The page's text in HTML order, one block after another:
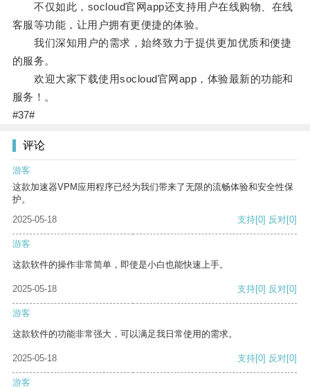
不仅如此，socloud官网app还支持用户在线购物、在线
客服等功能，让用户拥有更便捷的体验。
我们深知用户的需求，始终致力于提供更加优质和便捷
的服务。
欢迎大家下载使用socloud官网app，体验最新的功能和
服务！。
#37#
评论
游客
这款加速器VPM应用程序已经为我们带来了无限的流畅体验和安全性保
护。
2025-05-18
支持[0] 反对[0]
游客
这款软件的操作非常简单，即使是小白也能快速上手。
2025-05-18 支持[0] 反对[0]
游客
这款软件的功能非常强大，可以满足我日常使用的需求。
2025-05-18 支持[0] 反对[0]
游客